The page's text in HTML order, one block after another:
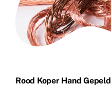
Rood Koper Hand Gepeld